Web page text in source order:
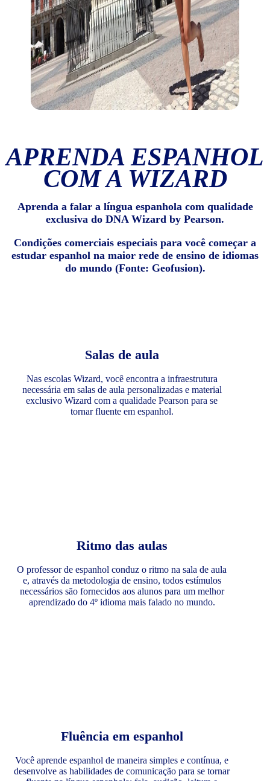
APRENDA ESPANHOL
COM A WIZARD
Aprenda a falar a língua espanhola com qualidade
exclusiva do DNA Wizard by Pearson.
Condições comerciais especiais para você começar a
estudar espanhol na maior rede de ensino de idiomas
do mundo (Fonte: Geofusion).
Salas de aula
Nas escolas Wizard, você encontra a infraestrutura
necessária em salas de aula personalizadas e material
exclusivo Wizard com a qualidade Pearson para se
tornar fluente em espanhol.
Ritmo das aulas
O professor de espanhol conduz o ritmo na sala de aula
e, através da metodologia de ensino, todos estímulos
necessários são fornecidos aos alunos para um melhor
aprendizado do 4º idioma mais falado no mundo.
Fluência em espanhol
Você aprende espanhol de maneira simples e contínua, e
desenvolve as habilidades de comunicação para se tornar